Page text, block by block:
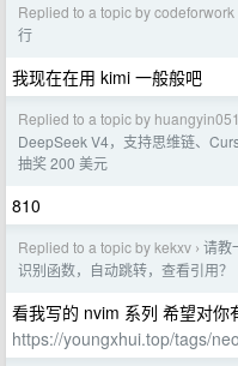
Replied to a topic by codeforwork
行
我现在在用 kimi 一般般吧
Replied to a topic by
DeepSeek V4，支持思维链、
抽奖 200 美元
810
Replied to a topic by kekxv › 请教
识别函数，自动跳转，查看引用？
看我写的 nvim 系列 希望对你
https://youngxhui.top/tags/